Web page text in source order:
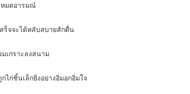
หมดอารมณ์
ร็จจะได้หลับสบายสักตื่น
เกราะลงสนาม
ก่ชิ้นเล็กยิ่งอย่างอิ่มอกอิ่มใจ